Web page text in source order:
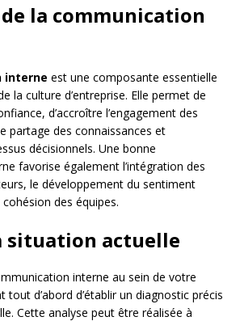
la communication
interne est une composante essentielle
la culture d’entreprise. Elle permet de
d’accroître l’engagement des
partage des connaissances et
décisionnels. Une bonne
favorise également l’intégration des
le développement du sentiment
des équipes.
situation actuelle
interne au sein de votre
tout d’abord d’établir un diagnostic précis
Cette analyse peut être réalisée à